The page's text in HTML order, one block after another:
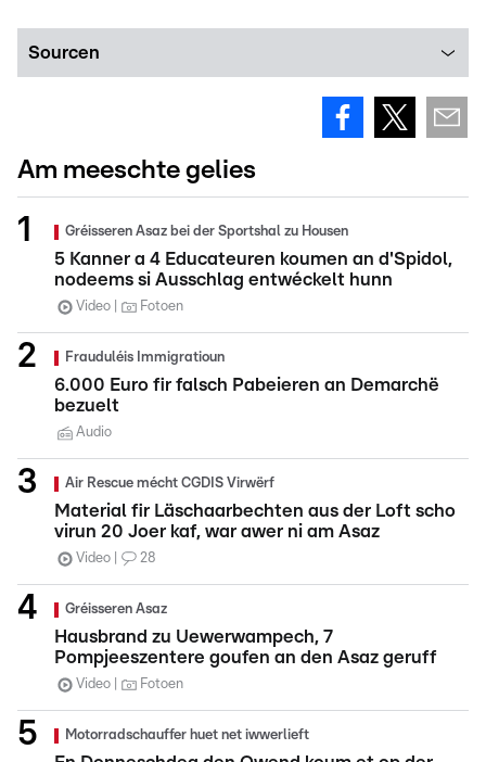
Sourcen
Am meeschte gelies
Gréisseren Asaz bei der Sportshal zu Housen
5 Kanner a 4 Educateuren koumen an d'Spidol,
nodeems si Ausschlag entwéckelt hunn
Video Fotoen
Frauduléis Immigratioun
6.000 Euro fir falsch Pabeieren an Demarchë
bezuelt
Audio
Air Rescue mécht CGDIS Virwërf
Material fir Läschaarbechten aus der Loft scho
virun 20 Joer kaf, war awer ni am Asaz
Video 28
Gréisseren Asaz
Hausbrand zu Uewerwampech, 7
Pompjeeszentere goufen an den Asaz geruff
Video Fotoen
Motorradschauffer huet net iwwerlieft